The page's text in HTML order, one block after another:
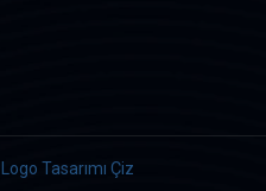
Logo Tasarımı Çiz